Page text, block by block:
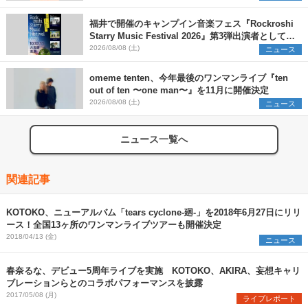
福井で開催のキャンプイン音楽フェス『Rockroshi
Starry Music Festival 2026』第3弾出演者として
SCOOBIE DO、かりゆし58、Reiを発表
2026/08/08 (土) ニュース
omeme tenten、今年最後のワンマンライブ『ten
out of ten 〜one man〜』を11月に開催決定
2026/08/08 (土) ニュース
ニュース一覧へ
関連記事
KOTOKO、ニューアルバム「tears cyclone-廻-」を2018年6月27日にリリ
ース！全国13ヶ所のワンマンライブツアーも開催決定
2018/04/13 (金) ニュース
春奈るな、デビュー5周年ライブを実施 KOTOKO、AKIRA、妄想キャリ
ブレーションらとのコラボパフォーマンスを披露
2017/05/08 (月) ライブレポート